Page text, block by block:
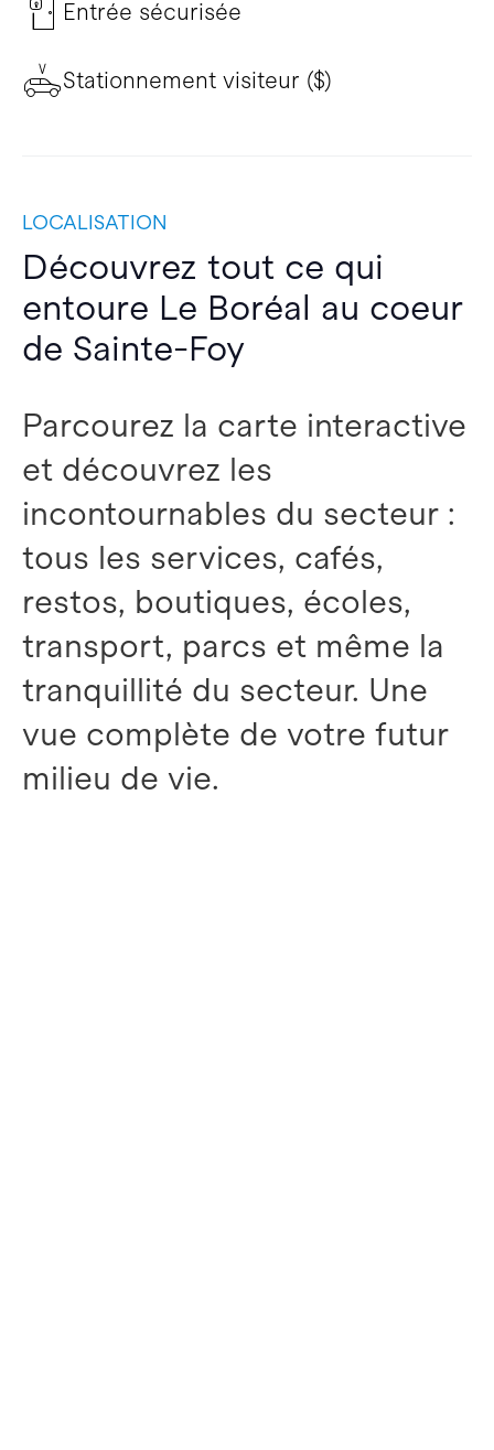
Entrée sécurisée
Stationnement visiteur ($)
LOCALISATION
Découvrez tout ce qui
entoure Le Boréal au coeur
de Sainte-Foy
Parcourez la carte interactive
et découvrez les
incontournables du secteur :
tous les services, cafés,
restos, boutiques, écoles,
transport, parcs et même la
tranquillité du secteur. Une
vue complète de votre futur
milieu de vie.